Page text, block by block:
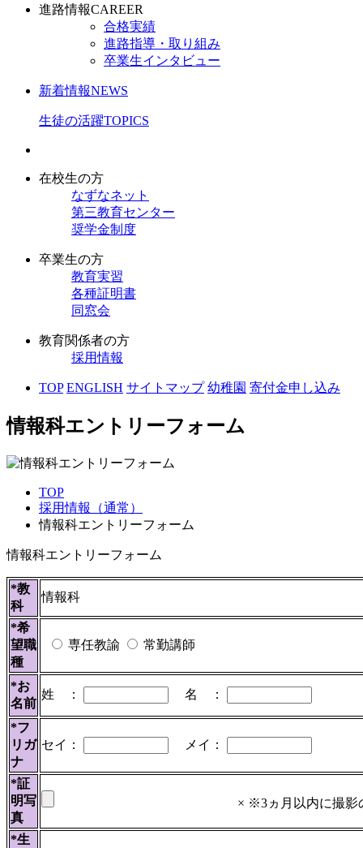
進路情報CAREER
合格実績
進路指導・取り組み
卒業生インタビュー
新着情報NEWS
生徒の活躍TOPICS
在校生の方
なずなネット
第三教育センター
奨学金制度
卒業生の方
教育実習
各種証明書
同窓会
教育関係者の方
採用情報
TOP ENGLISH サイトマップ 幼稚園 寄付金申し込み
情報科エントリーフォーム
TOP
採用情報（通常）
情報科エントリーフォーム
情報科エントリーフォーム
*教
科
情報科
*希
望職
種
専任教諭 常勤講師
*お
名前
姓 ： 名 ：
*フ
リガ
ナ
セイ： メイ：
*証
明写
真
× ※3ヵ月以内に撮影
*生